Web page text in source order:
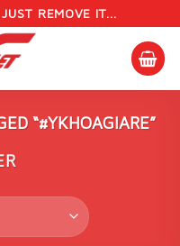
REMOVE IT...
“#YKHOAGIARE”